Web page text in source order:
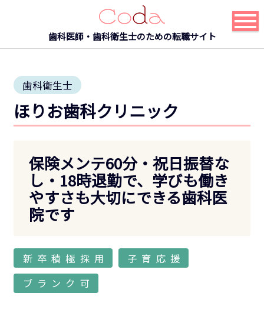
歯科医師・歯科衛生士のための転職サイト
歯科衛生士
ほりお歯科クリニック
保険メンテ60分・祝日振替な
し・18時退勤で、学びも働き
やすさも大切にできる歯科医
院です
新卒積極採用
子育応援
ブランク可